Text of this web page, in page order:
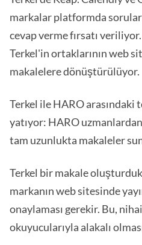
markalar platformda
cevap verme fırsatı
Terkel'in ortaklarının web
makalelere dönüştürülüyor.
Terkel ile HARO arasındaki
yatıyor: HARO
tam uzunlukta makaleler
Terkel bir makale
markanın web sitesinde
onaylaması gerekir. Bu,
okuyucularıyla alakalı